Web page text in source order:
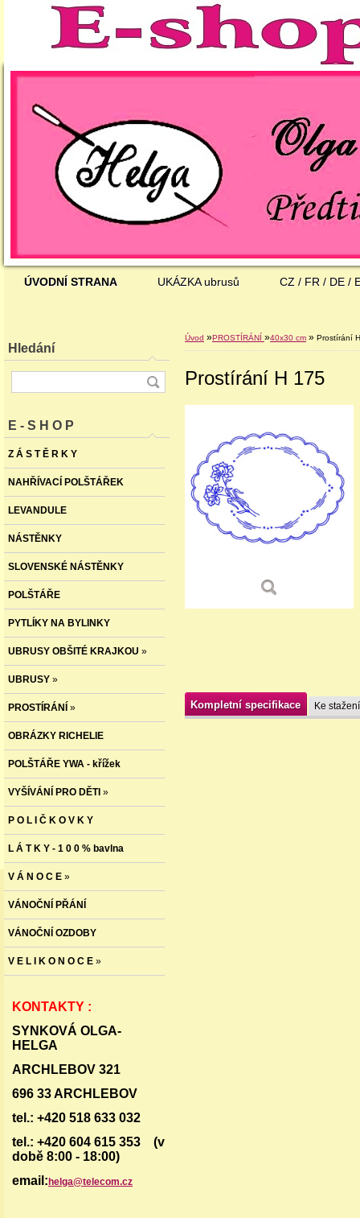
ÚVODNÍ STRANA UKÁZKA ubrusů CZ / FR / DE /
Hledání
E - S H O P
Z Á S T Ě R K Y
NAHŘÍVACÍ POLŠTÁŘEK
LEVANDULE
NÁSTĚNKY
SLOVENSKÉ NÁSTĚNKY
POLŠTÁŘE
PYTLÍKY NA BYLINKY
UBRUSY OBŠITÉ KRAJKOU »
UBRUSY »
PROSTÍRÁNÍ »
OBRÁZKY RICHELIE
POLŠTÁŘE YWA - křížek
VYŠÍVÁNÍ PRO DĚTI »
P O L I Č K O V K Y
L Á T K Y - 1 0 0 % bavlna
V Á N O C E »
VÁNOČNÍ PŘÁNÍ
VÁNOČNÍ OZDOBY
V E L I K O N O C E »
KONTAKTY :
SYNKOVÁ OLGA-
HELGA
ARCHLEBOV 321
696 33 ARCHLEBOV
tel.: +420 518 633 032
tel.: +420 604 615 353 (v
době 8:00 - 18:00)
email: helga@telecom.cz
Úvod »PROSTÍRÁNÍ »40x30 cm » Prostírání
Prostírání H 175
Kompletní specifikace Ke stažení